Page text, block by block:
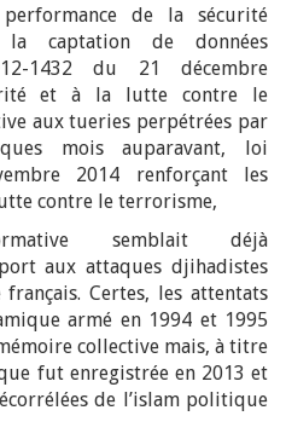
de la sécurité
captation de données
1432 du 21 décembre
et à la lutte contre le
aux tueries perpétrées par
mois auparavant, loi
2014 renforçant les
contre le terrorisme,
semblait déjà
aux attaques djihadistes
Certes, les attentats
armé en 1994 et 1995
collective mais, à titre
fut enregistrée en 2013 et
de l’islam politique